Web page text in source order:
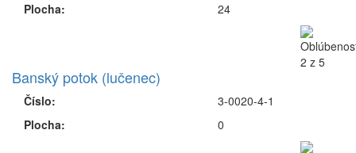
Plocha:
24
Banský potok (lučenec)
Číslo:
Plocha:
3-0020-4-1
0